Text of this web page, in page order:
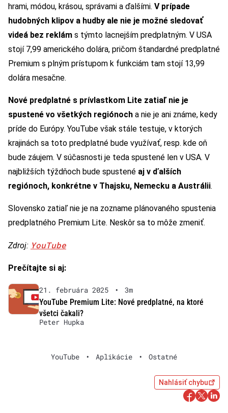
hrami, módou, krásou, správami a ďalšími. V prípade
hudobných klipov a hudby ale nie je možné sledovať
videá bez reklám s týmto lacnejším predplatným. V USA
stojí 7,99 amerického dolára, pričom štandardné predplatné
Premium s plným prístupom k funkciám tam stojí 13,99
dolára mesačne.
Nové predplatné s prívlastkom Lite zatiaľ nie je
spustené vo všetkých regiónoch a nie je ani známe, kedy
príde do Európy. YouTube však stále testuje, v ktorých
krajinách sa toto predplatné bude využívať, resp. kde oň
bude záujem. V súčasnosti je teda spustené len v USA. V
najbližších týždňoch bude spustené aj v ďalších
regiónoch, konkrétne v Thajsku, Nemecku a Austrálii.
Slovensko zatiaľ nie je na zozname plánovaného spustenia
predplatného Premium Lite. Neskôr sa to môže zmeniť.
Zdroj: YouTube
Prečítajte si aj:
21. februára 2025 •
3m
YouTube Premium Lite: Nové predplatné, na ktoré
všetci čakali?
Peter Hupka
YouTube • Aplikácie • Ostatné
Nahlásiť chybu